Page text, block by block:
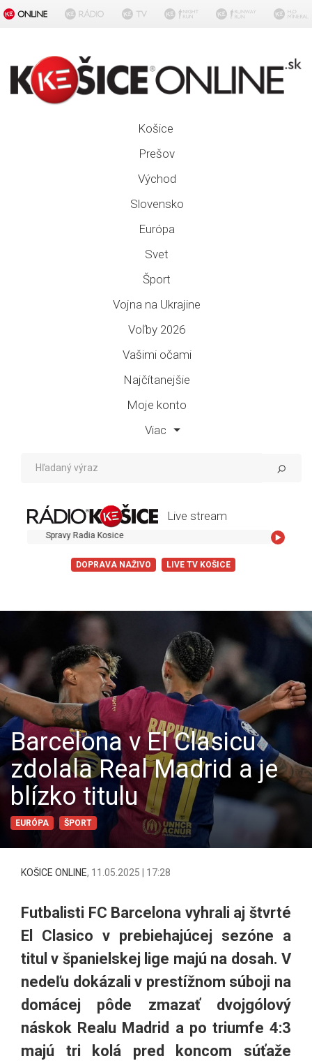
Košice
Prešov
Východ
Slovensko
Európa
Svet
Šport
Vojna na Ukrajine
Voľby 2026
Vašimi očami
Najčítanejšie
Moje konto
Viac
Live stream
Radia Kosice
DOPRAVA NAŽIVO LIVE TV KOŠICE
Barcelona v El Clasicu
zdolala Real Madrid a je
blízko titulu
EURÓPA ŠPORT
KOŠICE ONLINE, 11.05.2025 | 17:28
Futbalisti FC Barcelona vyhrali aj štvrté
El Clasico v prebiehajúcej sezóne a
titul v španielskej lige majú na dosah. V
nedeľu dokázali v prestížnom súboji na
domácej pôde zmazať dvojgólový
náskok Realu Madrid a po triumfe 4:3
majú tri kolá pred koncom súťaže